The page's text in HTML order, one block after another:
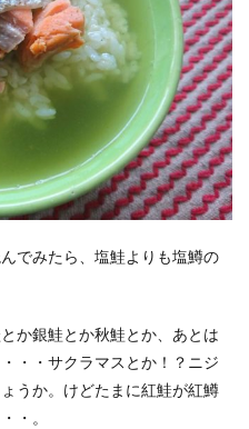
でみたら、塩鮭よりも塩鱒の
か銀鮭とか秋鮭とか、あとは
・・サクラマスとか！？ニジ
うか。けどたまに紅鮭が紅鱒
・。